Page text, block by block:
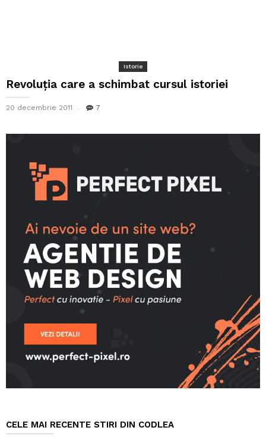
Istorie
Revoluția care a schimbat cursul istoriei
20 decembrie 2011 7
CELE MAI RECENTE STIRI DIN CODLEA